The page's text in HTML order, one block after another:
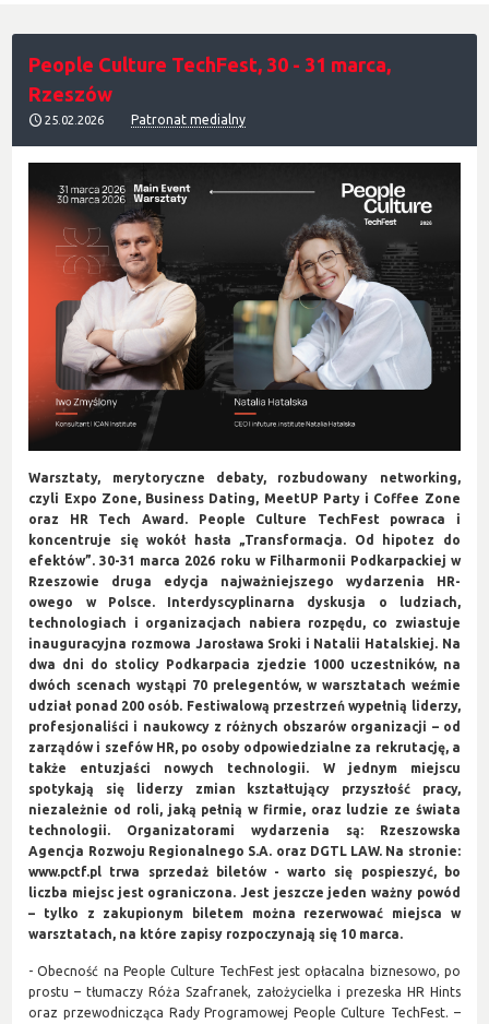
People Culture TechFest, 30 - 31 marca,
Rzeszów
25.02.2026 Patronat medialny
Warsztaty, merytoryczne debaty, rozbudowany networking,
czyli Expo Zone, Business Dating, MeetUP Party i Coffee Zone
oraz HR Tech Award. People Culture TechFest powraca i
koncentruje się wokół hasła „Transformacja. Od hipotez do
efektów”. 30-31 marca 2026 roku w Filharmonii Podkarpackiej w
Rzeszowie druga edycja najważniejszego wydarzenia HR-
owego w Polsce. Interdyscyplinarna dyskusja o ludziach,
technologiach i organizacjach nabiera rozpędu, co zwiastuje
inauguracyjna rozmowa Jarosława Sroki i Natalii Hatalskiej. Na
dwa dni do stolicy Podkarpacia zjedzie 1000 uczestników, na
dwóch scenach wystąpi 70 prelegentów, w warsztatach weźmie
udział ponad 200 osób. Festiwalową przestrzeń wypełnią liderzy,
profesjonaliści i naukowcy z różnych obszarów organizacji – od
zarządów i szefów HR, po osoby odpowiedzialne za rekrutację, a
także entuzjaści nowych technologii. W jednym miejscu
spotykają się liderzy zmian kształtujący przyszłość pracy,
niezależnie od roli, jaką pełnią w firmie, oraz ludzie ze świata
technologii. Organizatorami wydarzenia są: Rzeszowska
Agencja Rozwoju Regionalnego S.A. oraz DGTL LAW. Na stronie:
www.pctf.pl trwa sprzedaż biletów - warto się pospieszyć, bo
liczba miejsc jest ograniczona. Jest jeszcze jeden ważny powód
– tylko z zakupionym biletem można rezerwować miejsca w
warsztatach, na które zapisy rozpoczynają się 10 marca.
- Obecność na People Culture TechFest jest opłacalna biznesowo, po
prostu – tłumaczy Róża Szafranek, założycielka i prezeska HR Hints
oraz przewodnicząca Rady Programowej People Culture TechFest. –